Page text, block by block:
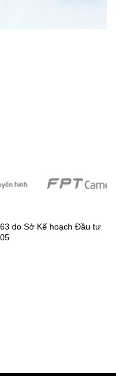
do Sở Kế hoạch Đầu tư